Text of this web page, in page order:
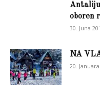
Antaliju
oboren
30. Juna
NA
20. Januara